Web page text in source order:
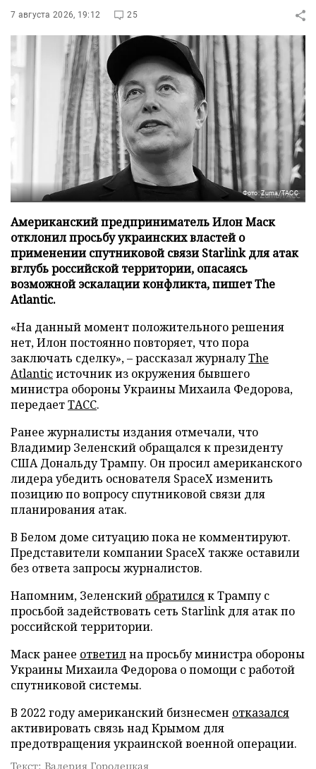
7 августа 2026, 19:12 25
Фото: Zuma/ТАСС
Американский предприниматель Илон Маск
отклонил просьбу украинских властей о
применении спутниковой связи Starlink для атак
вглубь российской территории, опасаясь
возможной эскалации конфликта, пишет The
Atlantic.
«На данный момент положительного решения
нет, Илон постоянно повторяет, что пора
заключать сделку», – рассказал журналуThe
Atlanticисточник из окружения бывшего
министра обороны Украины Михаила Федорова,
передаетТАСС.
Ранее журналисты издания отмечали, что
Владимир Зеленский обращался к президенту
США Дональду Трампу. Он просил американского
лидера убедить основателя SpaceX изменить
позицию по вопросу спутниковой связи для
планирования атак.
В Белом доме ситуацию пока не комментируют.
Представители компании SpaceX также оставили
без ответа запросы журналистов.
Напомним, Зеленский обратилсяк Трампу с
просьбой задействовать сеть Starlink для атак по
российской территории.
Маск ранее ответилна просьбу министра обороны
Украины Михаила Федорова о помощи с работой
спутниковой системы.
В 2022 году американский бизнесмен отказался
активировать связь над Крымом для
предотвращения украинской военной операции.
Текст: Валерия Городецкая